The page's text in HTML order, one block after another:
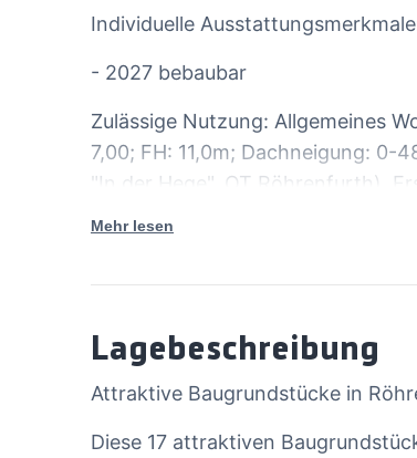
Individuelle
- 2027 bebaubar
Zulässige Nutzung: Allgemeines
7,00; FH: 11,0m; Dachneigung: 0-
"In der Hege", OT Röhrenfurth).
Mehr lesen
Lagebeschreibung
Attraktive Baugrundstücke in
Diese 17 attraktiven